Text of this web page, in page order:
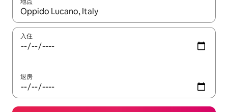
如有搜索结果，请使用上下方向键查看，或通过点击或滑动手势
入住
退房